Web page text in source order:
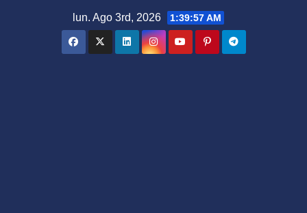
lun. Ago 3rd, 2026 1:39:57 AM